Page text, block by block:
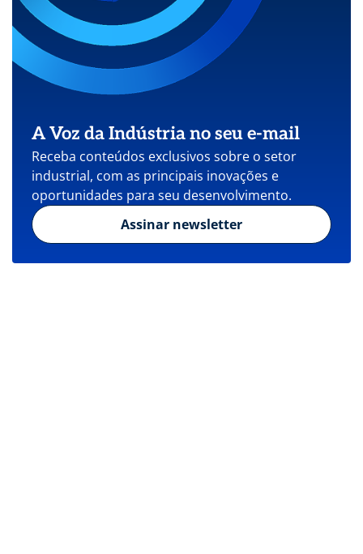
A Voz da Indústria no seu e-mail
Receba conteúdos exclusivos sobre o setor
industrial, com as principais inovações e
oportunidades para seu desenvolvimento.
Assinar newsletter